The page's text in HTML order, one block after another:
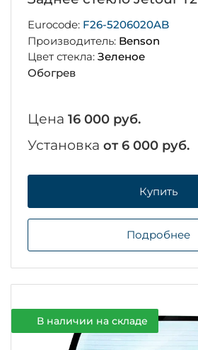
Eurocode: F26-5206020AB
Производитель: Benson
Цвет стекла: Зеленое
Обогрев
Цена 16 000 руб.
Установка от 6 000 руб.
Купить
Подробнее
В наличии на складе